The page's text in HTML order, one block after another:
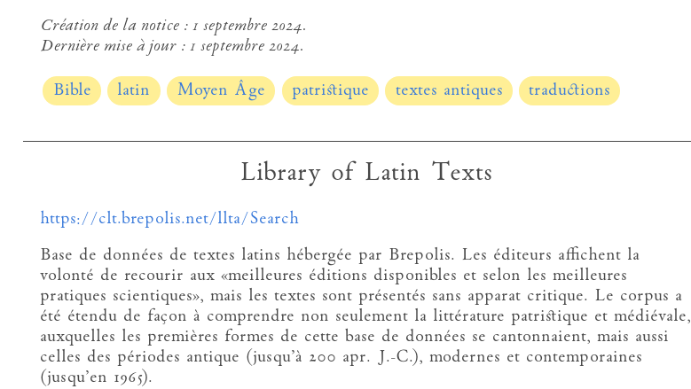
Création de la notice : 1 septembre 2024.
Dernière mise à jour : 1 septembre 2024.
Bible latin Moyen Âge patristique textes antiques traductions
Library of Latin Texts
https://clt.brepolis.net/llta/Search
Base de données de textes latins hébergée par Brepolis. Les éditeurs affichent la
volonté de recourir aux «meilleures éditions disponibles et selon les meilleures
pratiques scientiques», mais les textes sont présentés sans apparat critique. Le corpus a
été étendu de façon à comprendre non seulement la littérature patristique et médiévale,
auxquelles les premières formes de cette base de données se cantonnaient, mais aussi
celles des périodes antique (jusqu’à 200 apr. J.-C.), modernes et contemporaines
(jusqu’en 1965).